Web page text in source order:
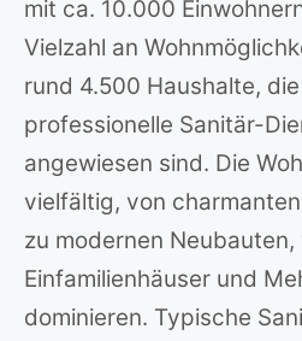
mit ca. 10.000
Vielzahl an
rund 4.500 Haushalte,
professionelle Sanitär-
angewiesen sind. Die
vielfältig, von
zu modernen Neubauten,
Einfamilienhäuser und
dominieren. Typische